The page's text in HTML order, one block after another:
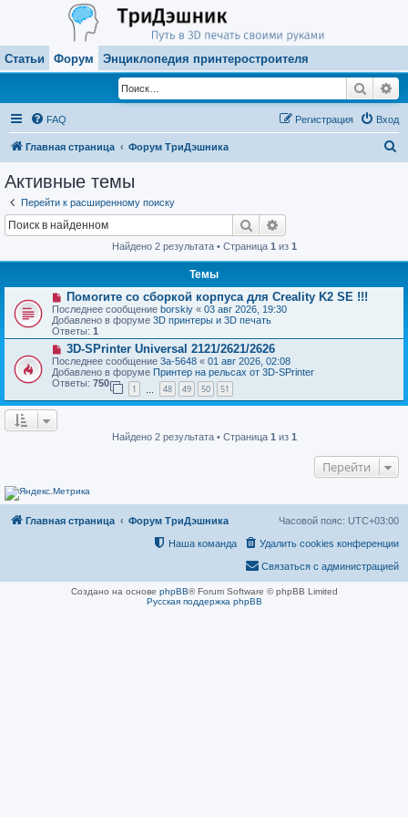
Статьи Форум Энциклопедия принтеростроителя
Поиск
FAQ Вход
Регистрация
Главная страница Форум ТриДэшника
Активные темы
Перейти к расширенному поиску
Поиск
Найдено 2 результата • Страница 1 из 1
Темы
Н
о
в
о
е
с
о
о
б
е
Помогите со сборкой корпуса для Creality K2 SE !!!
Последнее сообщение borskiy « 03 авг 2026, 19:30
Добавлено в форуме 3D принтеры и 3D печать
Ответы: 1
Н
о
в
о
е
с
е
3D-SPrinter Universal 2121/2621/2626
Последнее сообщение 3a-5648 « 01 авг 2026, 02:08
Добавлено в форуме Принтер на рельсах от 3D-SPrinter
Ответы: 750
1 48 49 50 51
Найдено 2 результата • Страница 1 из 1
Перейти
Главная страница Форум ТриДэшника Часовой пояс: UTC+03:00
Удалить cookies конференции
Наша команда
Связаться с администрацией
Создано на основе phpBB® Forum Software © phpBB Limited
Русская поддержка phpBB